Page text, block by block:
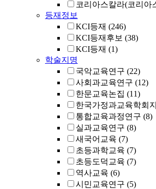
코리아스칼라(코리아
등재정보
KCI등재 (246)
KCI등재후보 (38)
KCI등재 (1)
학술지명
국악교육연구 (22)
사회과교육연구 (12)
한문교육논집 (11)
한국가정과교육학회지
통합교육과정연구 (8)
실과교육연구 (8)
새국어교육 (7)
초등과학교육 (7)
초등도덕교육 (7)
역사교육 (6)
시민교육연구 (5)